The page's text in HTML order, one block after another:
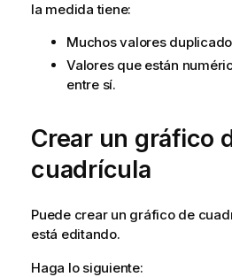
la medida tiene:
Muchos valores
Valores que están
entre sí.
Crear un gráfico
cuadrícula
Puede crear un gráfico de
está editando.
Haga lo siguiente: